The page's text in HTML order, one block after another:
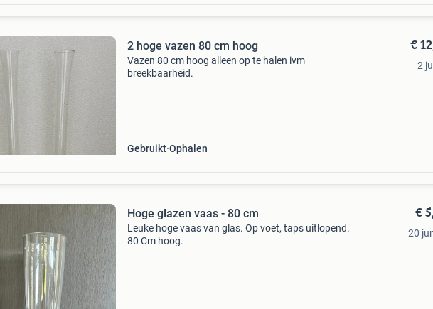
2 hoge vazen 80 cm hoog
Vazen 80 cm hoog alleen op te halen ivm
breekbaarheid.
Gebruikt Ophalen
€
2
Hoge glazen vaas - 80 cm
Leuke hoge vaas van glas. Op voet, taps uitlopend.
80 Cm hoog.
€
20